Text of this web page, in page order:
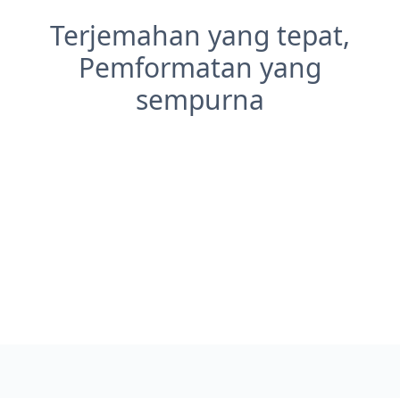
Terjemahan yang tepat,
Pemformatan yang
sempurna